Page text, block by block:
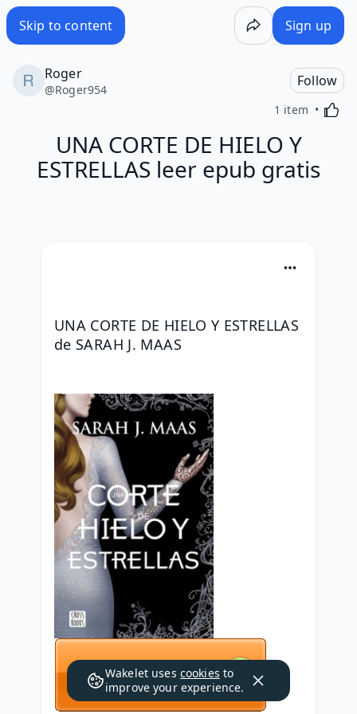
Skip to content Sign up
Roger
@Roger954
Follow
1 item
UNA CORTE DE HIELO Y
ESTRELLAS leer epub gratis
UNA CORTE DE HIELO Y ESTRELLAS
de SARAH J. MAAS
Wakelet uses cookies to
improve your experience.